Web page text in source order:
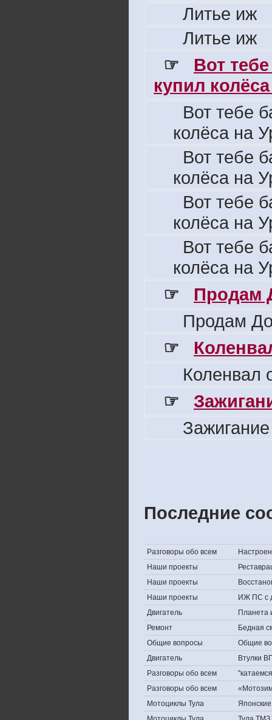
Литье иж
Литье иж
☞
Вот
купил
Вот тебе
колёса на
Вот тебе
колёса на
Вот тебе
колёса на
Вот тебе
колёса на
☞
Продам
Продам
☞
Коленвал
☞
Последние
Разговоры обо всем
Наши проекты
Наши проекты
Наши проекты
ИЖ ПС с
Двигатель
Планета
Ремонт
Бедная
Общие вопросы
Общие
Двигатель
Втулки
Разговоры обо всем
Разговоры обо всем
Мотоциклы Тула